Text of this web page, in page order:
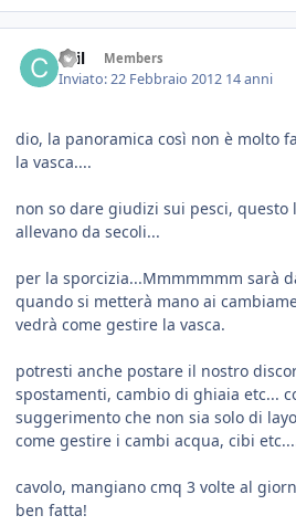
chil Members
Inviato:22 Febbraio 2012 14 anni
dio, la panoramica così non è molto
la vasca....
non so dare giudizi sui pesci,
allevano da secoli...
per la sporcizia...Mmmmmmm sarà
quando si metterà mano ai
vedrà come gestire la vasca.
potresti anche postare il nostro
spostamenti, cambio di ghiaia etc...
suggerimento che non sia solo di
come gestire i cambi acqua, cibi
cavolo, mangiano cmq 3 volte al
ben fatta!